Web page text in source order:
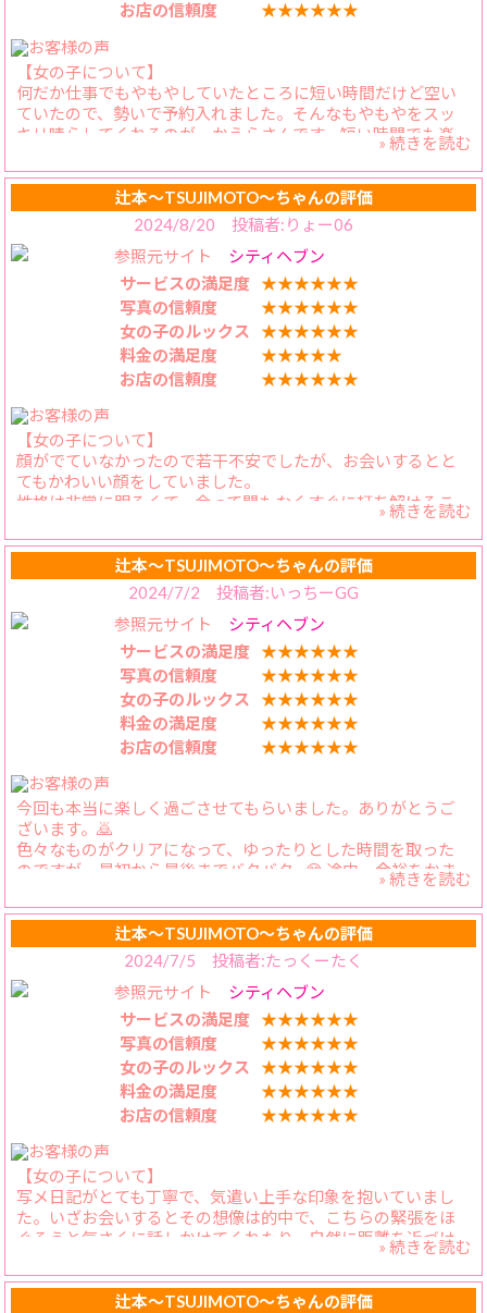
だって
かえらちゃんの
“全ぼかし”お写真と
数々の丁寧で上品なお日記
から想像するのは
とんでもない淑女オブ淑女。
否定はしません!
そんな一面も見え隠れする
あの瞬間があります💕
（たまりません）
ドアを開けた瞬間判ります。
そう、かえらちゃんこそは
全てのイカ臭い漢たちが幼少期に
毎晩毎晩憧れた、恋い焦がれた、
あの近所のいやらしいお姉さん。
オフィスで明るく働くボイン姉さん。
そんなお姉さんに唇はおろか、
乳首を弄ばれている自身を、
自分の施しであそこが
何度も何度もきゅっきゅっと
しまってびしょびしょに
濡れてていく様を
想像してください🐸
漢の夢を叶える時が来ました。
“憧れるのはやめましょう”
“胸をはって濡れ合いましょう”
お店の信頼度
★★★★★★
【女の子について】
何だか仕事でもやもやしていたところに短い時間だけど空い
ていたので、勢いで予約入れました。そんなもやもやをスッ
キリ晴らしてくれるのが、かえらさんです。短い時間でも楽
しくて仕方ありません。時間がたつのが早いです。本当はゆ
ったりゆっくりとイチャイチャしたいのがお互いの本音でし
【料金納得度】
かえらさんのような方と遊べて、口コミ特典もいいですね。
【プレイ内容】
いつものイチャイチャにちょっと変化をつけてみましたが、
それも歓んでくれたので、そんな姿を見た自分も燃えてしま
い、気持ちよく逝かせていただきました。
【スタッフの対応】
対応ありがとうございます。
» 続きを読む
辻本〜TSUJIMOTO〜ちゃんの評価
2024/8/20 投稿者:りょー06
参照元サイト シティヘブン
サービスの満足度
★★★★★★
写真の信頼度
★★★★★★
女の子のルックス
★★★★★★
料金の満足度
★★★★★
お店の信頼度
★★★★★★
【女の子について】
顔がでていなかったので若干不安でしたが、お会いするとと
てもかわいい顔をしていました。
性格は非常に明るくて、会って間もなくすぐに打ち解けるこ
積極的に会話をしてくれて、人見知りの自分でもまったく問
題なくとても楽しい時間を過ごしました。
写真の通りスタイルはとてもグラマーで、服の上からでもわか
るくらいの立派な巨乳です。
【料金納得度】
非常に納得です。むしろ安いとすら思いました！
【プレイ内容】
とにかくキスをたくさんしてくれます。始まりから終わりま
でずっとしていたような気がします 笑
こちらから責めると非常に感度がよく、漏れる吐息や声でさ
らに興奮しました。
攻守交代してみると、すごいテクニックでした。
密着してのプレイが多く、肌のふれあいで精神的にも満たさ
【スタッフの対応】
電話応対が非常に丁寧でした。
» 続きを読む
辻本〜TSUJIMOTO〜ちゃんの評価
2024/7/2 投稿者:いっちーGG
参照元サイト シティヘブン
サービスの満足度
★★★★★★
写真の信頼度
★★★★★★
女の子のルックス
★★★★★★
料金の満足度
★★★★★★
お店の信頼度
★★★★★★
今回も本当に楽しく過ごさせてもらいました。ありがとうご
ざいます。🙇
色々なものがクリアになって、ゆったりとした時間を取った
のですが、最初から最後までバタバタ…😅 途中、余裕をかま
しちゃうからなんでしょうけど、それもかえらさんと遊ぶの
には折り込まないと？(笑)
○○外しは、ただのお願いから恒例行事に神格化されつつあ
り、毎度緊張しますよ！また、その直後のバックハグが、ロ
ケットパイの眺めも相まって、垂涎もの！😋
おみやを渡すにも、ただ渡すだけでなく趣向を凝らしてるの
ですが、嫌がるどころか喜んで付き合ってくれて。😭
あ、もちろん普通渡せば、感動しながら受け取ってくれます
よ！そんな、ピュアで心優しき女の子が、かえらさんです
» 続きを読む
辻本〜TSUJIMOTO〜ちゃんの評価
2024/7/5 投稿者:たっくーたく
参照元サイト シティヘブン
サービスの満足度
★★★★★★
写真の信頼度
★★★★★★
女の子のルックス
★★★★★★
料金の満足度
★★★★★★
お店の信頼度
★★★★★★
【女の子について】
写メ日記がとても丁寧で、気遣い上手な印象を抱いていまし
た。いざお会いするとその想像は的中で、こちらの緊張をほ
ぐそうと気さくに話しかけてくれたり、自然に距離を近づけ
てムードを作ってくださったりと、本当に人とかかわる才能
があると感じました。終始、笑顔で接してくれるので安心し
てプレイに移れました。
» 続きを読む
辻本〜TSUJIMOTO〜ちゃんの評価